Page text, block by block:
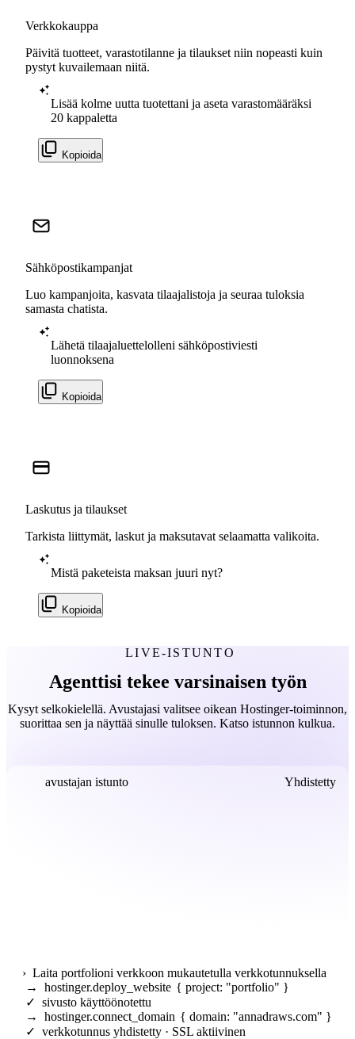
Verkkokauppa
Päivitä tuotteet, varastotilanne ja tilaukset niin nopeasti kuin
pystyt kuvailemaan niitä.
Lisää kolme uutta tuotettani ja aseta varastomääräksi
20 kappaletta
Kopioida
Sähköpostikampanjat
Luo kampanjoita, kasvata tilaajalistoja ja seuraa tuloksia
samasta chatista.
Lähetä tilaajaluettelolleni sähköpostiviesti
luonnoksena
Kopioida
Laskutus ja tilaukset
Tarkista liittymät, laskut ja maksutavat selaamatta valikoita.
Mistä paketeista maksan juuri nyt?
Kopioida
LIVE-ISTUNTO
Agenttisi tekee varsinaisen työn
Kysyt selkokielellä. Avustajasi valitsee oikean Hostinger-toiminnon,
suorittaa sen ja näyttää sinulle tuloksen. Katso istunnon kulkua.
avustajan istunto Yhdistetty
› Laita portfolioni verkkoon mukautetulla verkkotunnuksella
→
hostinger.deploy_website { project: "portfolio" }
✓ sivusto käyttöönotettu
→
hostinger.connect_domain { domain: "annadraws.com" }
✓ verkkotunnus yhdistetty · SSL aktiivinen